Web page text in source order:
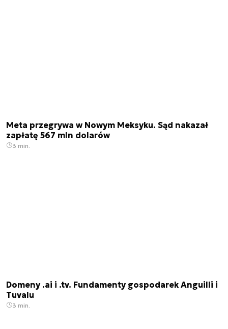
Meta przegrywa w Nowym Meksyku. Sąd nakazał
zapłatę 567 mln dolarów
3 min.
Domeny .ai i .tv. Fundamenty gospodarek Anguilli i
Tuvalu
3 min.